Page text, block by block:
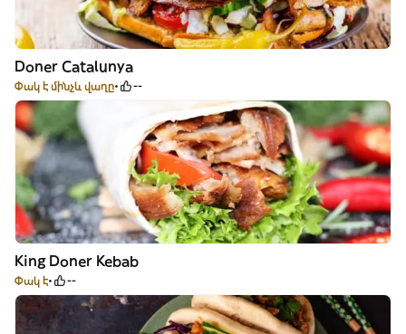
Doner Catalunya
Փակ է մինչև վաղը --
King Doner Kebab
Փակ է --